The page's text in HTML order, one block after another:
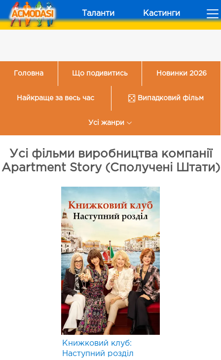
Таланти Кастинги
Головна Що подивитись Новинки 2026
Найкраще за весь час Випадковий фільм
Усі жанри
Усі фільми виробництва компанії
Apartment Story (Сполучені Штати)
Книжковий клуб:
Наступний розділ